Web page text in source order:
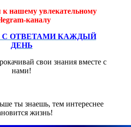
к нашему увлекательному
каналу
С ОТВЕТАМИ КАЖДЫЙ
ДЕНЬ
свои знания вместе с
нами!
ты знаешь, тем интереснее
жизнь!